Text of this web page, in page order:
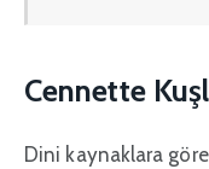
Cennette
Dini kaynaklara